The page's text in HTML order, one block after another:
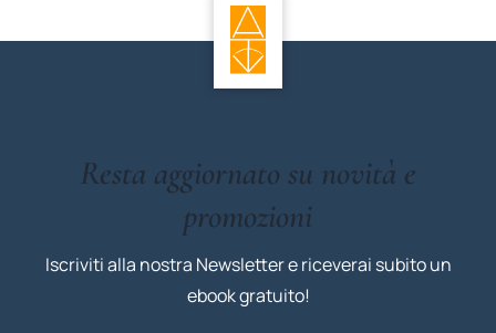
Resta aggiornato su novità e
promozioni
Iscriviti alla nostra Newsletter e riceverai subito un
ebook gratuito!